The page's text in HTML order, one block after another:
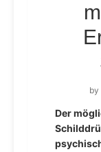
by
Der